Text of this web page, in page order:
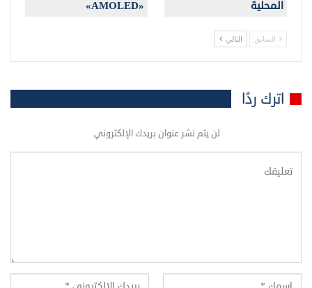
المحلية «AMOLED»
السابق التالي
اترك ردًا
لن يتم نشر عنوان بريدك الإلكتروني.